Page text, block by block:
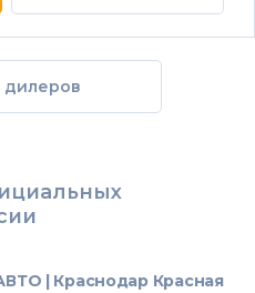
| Краснодар Красная